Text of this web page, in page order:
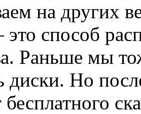
на других
способ
Раньше мы
диски. Но
бесплатного